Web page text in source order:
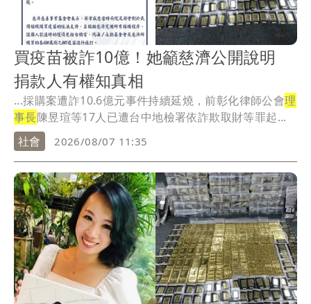
買疫苗被詐10億！她籲慈濟公開說明
捐款人有權知真相
...採購案遭詐10.6億元事件持續延燒，前彰化律師公會理
事長陳昱瑄等17人已遭台中地檢署依詐欺取財等罪起...
社會
2026/08/07 11:35